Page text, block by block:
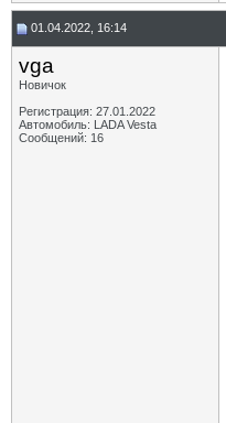
01.04.2022, 16:14
vga
Новичок
Регистрация: 27.01.2022
Автомобиль: LADA Vesta
Сообщений: 16